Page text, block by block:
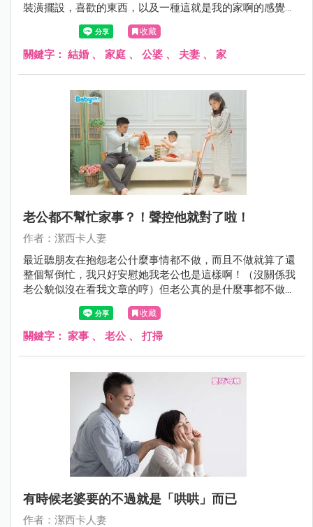
裝潢擺設，喜歡的東西，以及一種這就是我的家啊的感覺！
而不只是這是我老公家、我嫁進來我老公家...
收藏
關鍵字： 結婚 、 家庭 、 公婆 、 夫妻 、 家
老公都不幫忙家事？！聲控他就對了啦！
作者：潔西卡人妻
最近聽朋友在抱怨老公什麼事情都不做，而且不做就算了還
整個幫倒忙，我只好安慰她我老公也是這樣啊！（沒關係我
老公貌似沒在看我文章的哼）但老公真的是什麼事都不做
嗎？！不～～～倒不是真的所有老公都不想幫忙事情，而是
他們不知道從何幫起（來跟著我翻白眼），奇怪家事這種這
麼生活化的東西，有什麼好不知道要做什麼的？！
收藏
關鍵字： 家事 、 老公 、 打掃
有時候老婆要的不過就是「哄哄」而已
作者：潔西卡人妻